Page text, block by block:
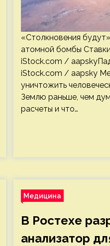
«Столкновения
атомной бомбы
iStock.com /
iStock.com / aapsky
уничтожить
Землю раньше, чем
расчеты и что…
Медицина
В Ростехе
анализатор